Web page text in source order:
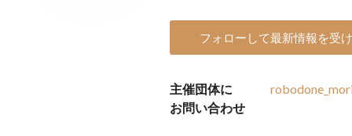
フォローして最新情報を受
主催団体に
お問い合わせ